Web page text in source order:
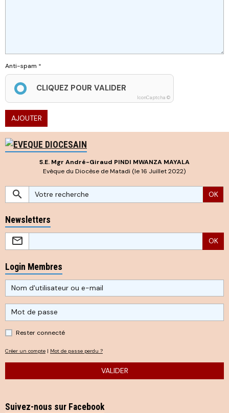
Anti-spam
CLIQUEZ POUR VALIDER
IconCaptcha ©
AJOUTER
S.E. Mgr André-Giraud PINDI MWANZA MAYALA
Evêque du Diocèse de Matadi (le 16 Juillet 2022)
OK
Newsletters
OK
Login Membres
Rester connecté
Créer un compte | Mot de passe perdu ?
VALIDER
Suivez-nous sur Facebook